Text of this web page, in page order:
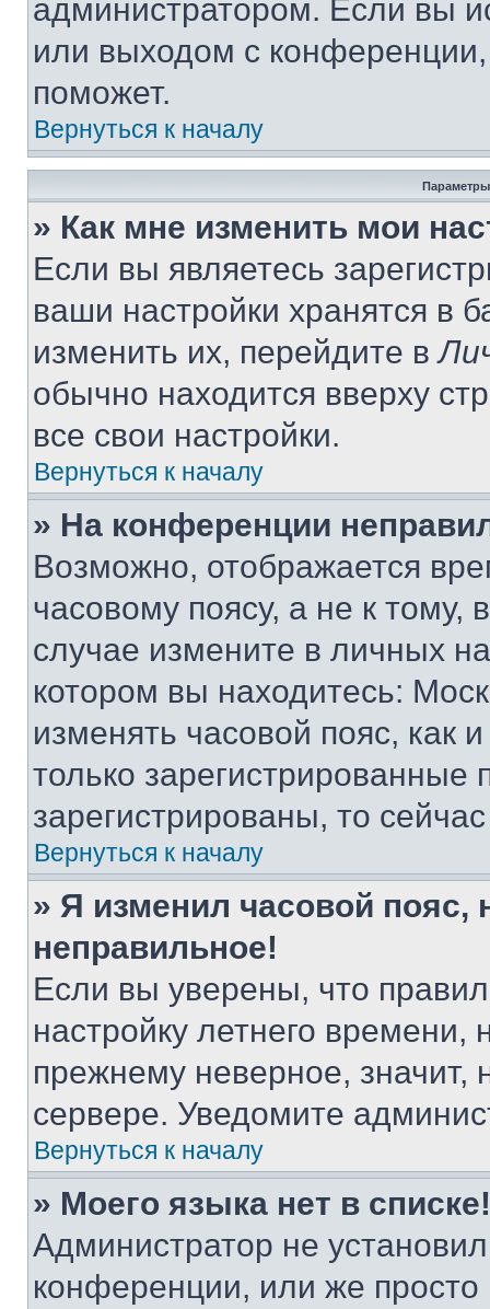
администратором. Если вы
или выходом с
поможет.
Вернуться к началу
Параметры
» Как мне изменить мои
Если вы являетесь
ваши настройки хранятся в
изменить их, перейдите в
обычно находится вверху
все свои настройки.
Вернуться к началу
» На конференции
Возможно, отображается
часовому поясу, а не к тому,
случае измените в личных
котором вы находитесь:
изменять часовой пояс, как
только
зарегистрированы, то
Вернуться к началу
» Я изменил часовой пояс,
неправильное!
Если вы уверены, что
настройку летнего
прежнему неверное, значит,
сервере. Уведомите
Вернуться к началу
» Моего языка нет в списке!
Администратор не
конференции, или же